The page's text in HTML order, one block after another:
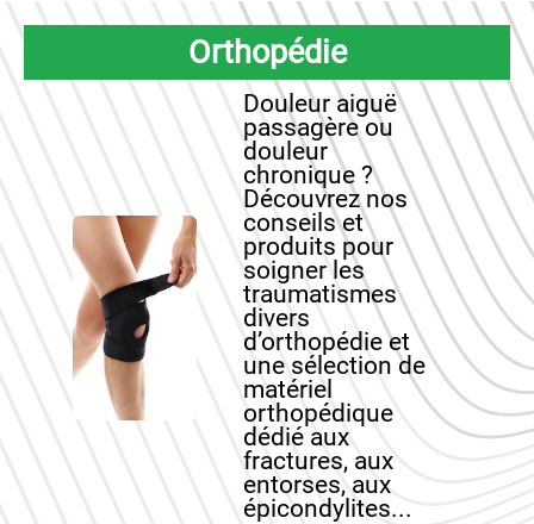
Orthopédie
Douleur aiguë
passagère ou
douleur
chronique ?
Découvrez nos
conseils et
produits pour
soigner les
traumatismes
divers
d’orthopédie et
une sélection de
matériel
orthopédique
dédié aux
fractures, aux
entorses, aux
épicondylites...